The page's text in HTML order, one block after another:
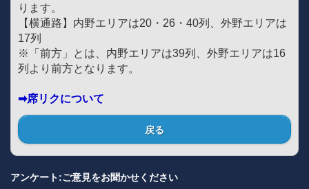
ります。
【横通路】内野エリアは20・26・40列、外野エリアは
17列
※「前方」とは、内野エリアは39列、外野エリアは16
列より前方となります。
➡席リクについて
戻る
アンケート:ご意見をお聞かせください